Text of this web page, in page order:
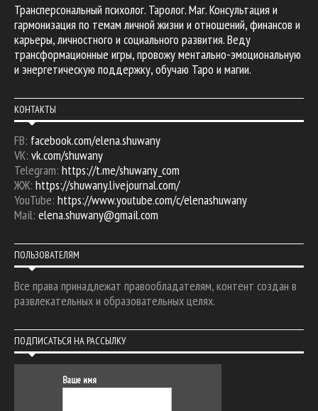
Трансперсональный психолог. Таролог. Маг. Консультация и
гармонизация по темам личной жизни и отношений, финансов и
карьеры, личностного и социального развития. Веду
трансформационные игры, провожу ментально-эмоциональную
и энергетическую поддержку, обучаю Таро и магии.
КОНТАКТЫ
FB: facebook.com/elena.shuwany
VK: vk.com/shuwany
Telegram: https://t.me/shuwany_com
ЖЖ: https://shuwany.livejournal.com/
YouTube: https://www.youtube.com/c/elenashuwany
Mail: elena.shuwany@gmail.com
ПОЛЬЗОВАТЕЛЯМ
Все права принадлежат правообладателям, контент создан в
развлекательных и образовательных целях.
ПОДПИСАТЬСЯ НА РАССЫЛКУ
Ваше имя